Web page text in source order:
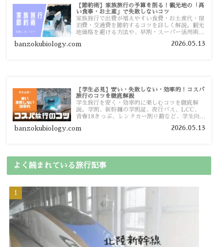
【節約術】家族旅行の予算を削る！観光地の「高
い食事・お土産」で失敗しないコツ
家族旅行で出費が増えやすい食費・お土産代・宿
泊費・交通費を節約するコツを詳しく解説。観光
地価格を避ける方法や、早割・スーパー活用術、
banzokubiology.com 2026.05.13
【学生必見】安い・失敗しない・効率的！コスパ
旅行のコツを徹底解説
学生旅行を安く・効率的に楽しむコツを徹底解
説。学割、新幹線の学割証、夜行バス、LCC、
青春18きっぷ、レンタカー割り勘など、学生向け
banzokubiology.com 2026.05.13
よく読まれている旅行記事